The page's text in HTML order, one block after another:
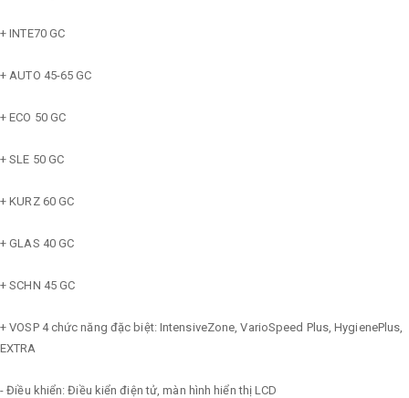
+ INTE70 GC
+ AUTO 45-65 GC
+ ECO 50 GC
+ SLE 50 GC
+ KURZ 60 GC
+ GLAS 40 GC
+ SCHN 45 GC
+ VOSP 4 chức năng đặc biệt: IntensiveZone, VarioSpeed ​​Plus, HygienePlus,
EXTRA
- Điều khiển: Điều kiển điện tử, màn hình hiển thị LCD